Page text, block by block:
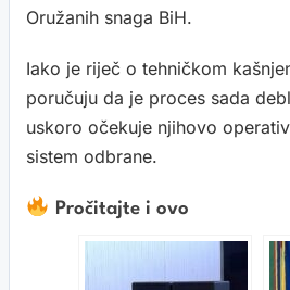
Oružanih snaga BiH.
Iako je riječ o tehničkom
poručuju da je proces sada
uskoro očekuje njihovo
sistem odbrane.
Pročitajte i ovo